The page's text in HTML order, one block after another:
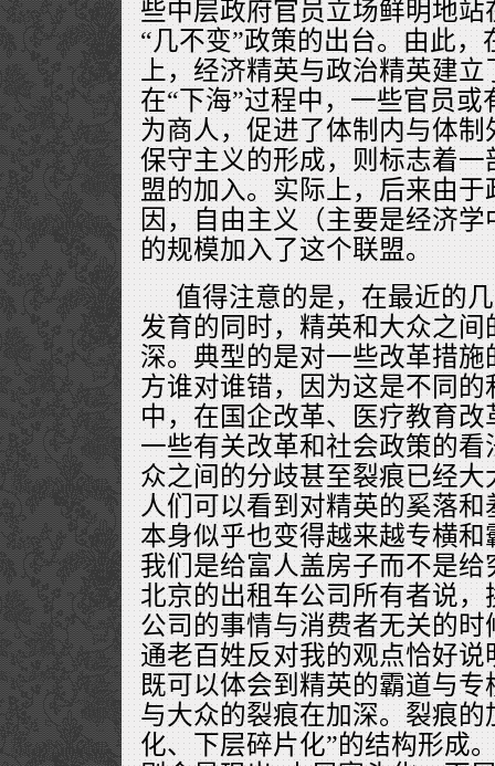
些中层政府官员立场鲜明地
“几不变”政策的出台。由此
上，经济精英与政治精英建
在“下海”过程中，一些官员
为商人，促进了体制内与体
保守主义的形成，则标志着
盟的加入。实际上，后来由
因，自由主义（主要是经济
的规模加入了这个联盟。
值得注意的是，在最近的
发育的同时，精英和大众之
深。典型的是对一些改革措
方谁对谁错，因为这是不同
中，在国企改革、医疗教育
一些有关改革和社会政策的
众之间的分歧甚至裂痕已经
人们可以看到对精英的奚落
本身似乎也变得越来越专横
我们是给富人盖房子而不是
北京的出租车公司所有者说
公司的事情与消费者无关的
通老百姓反对我的观点恰好
既可以体会到精英的霸道与
与大众的裂痕在加深。裂痕的
化、下层碎片化”的结构形成